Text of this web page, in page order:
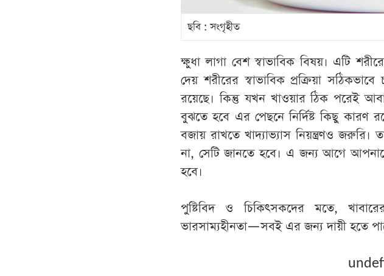
ছবি : সংগৃহীত
ক্ষুধা লাগা বেশ স্বাভাবিক বিষয়। এটি
দেয় শরীরের স্বাভাবিক প্রক্রিয়া
রয়েছে। কিন্তু যখন খাওয়ার ঠিক পরেই
বুঝতে হবে এর পেছনে নির্দিষ্ট কিছু কারণ
বজায় রাখতে খাদ্যাভ্যাস নিয়ন্ত্রণও
না, সেটি জানতে হবে। এ জন্য আগে
হবে।
পুষ্টিবিদ ও চিকিৎসকদের মতে,
ভারসাম্যহীনতা—সবই এর জন্য দায়ী হতে